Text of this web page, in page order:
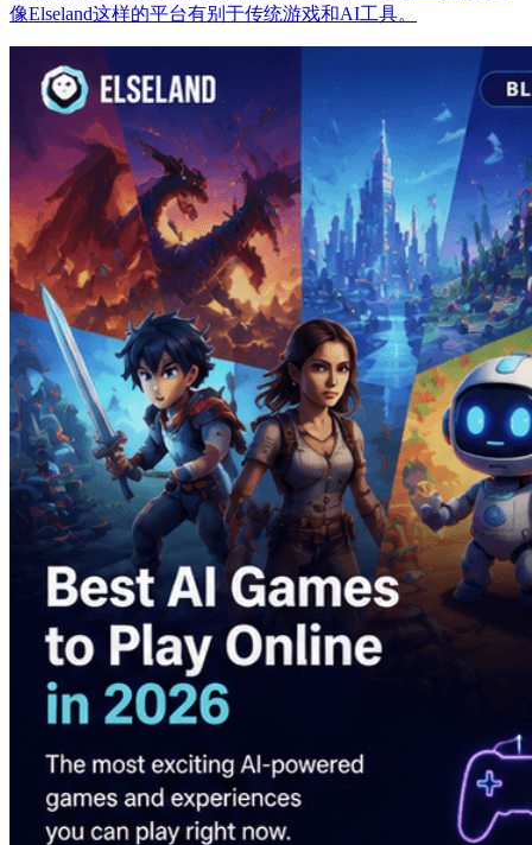
像Elseland这样的平台有别于传统游戏和AI工具。